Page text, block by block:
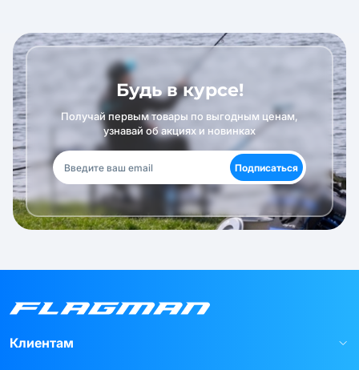
Будь в курсе!
Получай первым товары по выгодным ценам,
узнавай об акциях и новинках
Подписаться
Клиентам